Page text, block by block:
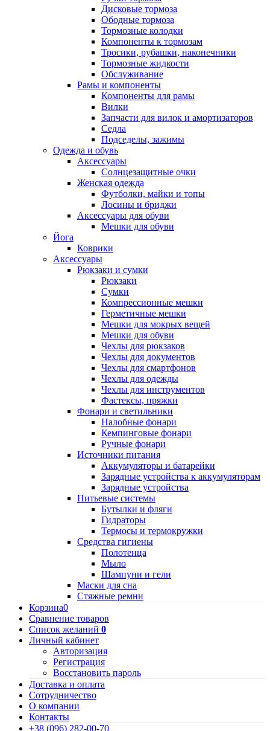
Дисковые тормоза
Ободные тормоза
Тормозные колодки
Компоненты к тормозам
Тросики, рубашки, наконечники
Тормозные жидкости
Обслуживание
Рамы и компоненты
Компоненты для рамы
Вилки
Запчасти для вилок и амортизаторов
Седла
Подседелы, зажимы
Одежда и обувь
Аксессуары
Солнцезащитные очки
Женская одежда
Футболки, майки и топы
Лосины и бриджи
Аксессуары для обуви
Мешки для обуви
Йога
Коврики
Аксессуары
Рюкзаки и сумки
Рюкзаки
Сумки
Компрессионные мешки
Герметичные мешки
Мешки для мокрых вещей
Мешки для обуви
Чехлы для рюкзаков
Чехлы для документов
Чехлы для смартфонов
Чехлы для одежды
Чехлы для инструментов
Фастексы, пряжки
Фонари и светильники
Налобные фонари
Кемпинговые фонари
Ручные фонари
Источники питания
Аккумуляторы и батарейки
Зарядные устройства к аккумуляторам
Зарядные устройства
Питьевые системы
Бутылки и фляги
Гидраторы
Термосы и термокружки
Средства гигиены
Полотенца
Мыло
Шампуни и гели
Маски для сна
Стяжные ремни
Корзина0
Сравнение товаров
Список желаний 0
Личный кабинет
Авторизация
Регистрация
Восстановить пароль
Доставка и оплата
Сотрудничество
О компании
Контакты
+38 (096) 282-00-70